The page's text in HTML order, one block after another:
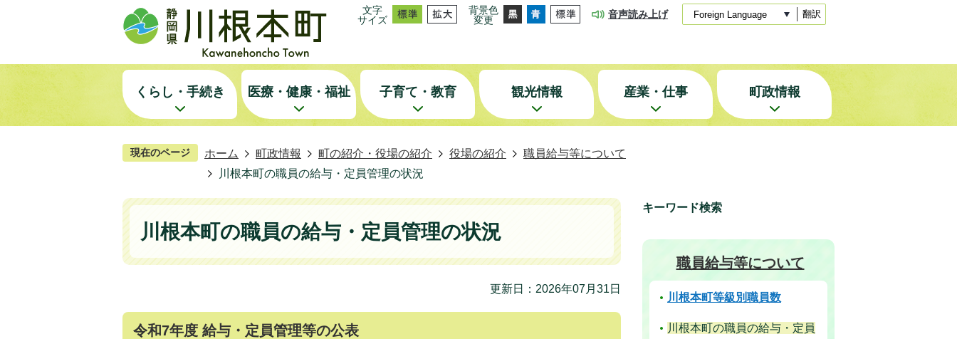
文字
サイズ
背景色
変更
音声読み上げ 翻訳
くらし・手続き 医療・健康・福祉 子育て・教育 観光情報 産業・仕事 町政情報
現在のページ ホーム 町政情報 町の紹介・役場の紹介 役場の紹介
職員給与等について
川根本町の職員の給与・定員管理の状況
川根本町の職員の給与・定員管理の状況
更新日：2026年07月31日
令和7年度 給与・定員管理等の公表
キーワード検索
職員給与等について
川根本町等級別職員数
川根本町の職員の給与・定員